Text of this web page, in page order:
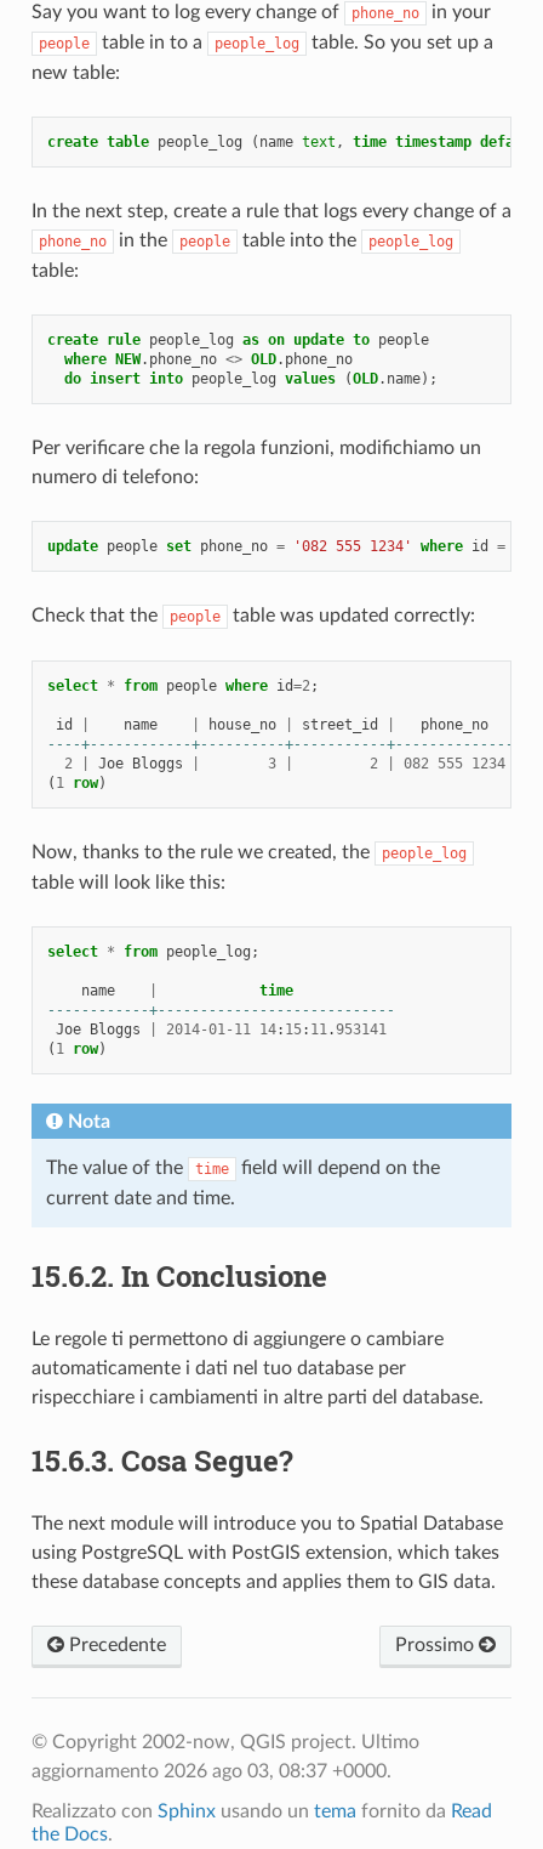
Say you want to log every change of phone_no in your
people table in to a people_log
table. So you set up a
new table:
create table people_log ( name text , time timestamp default
In the next step, create a rule that logs every change of a
phone_no in the people table into the people_log
table:
create rule people_log as on update to people
where NEW. phone_no <> OLD. phone_no
do insert into people_log values (OLD. name);
Per verificare che la regola funzioni, modifichiamo un
numero di telefono:
update people set phone_no = '082 555 1234' where id =
Check that the people table was updated correctly:
select * from people where id=2;
id name house_no street_id
phone_no
----+------------+----------+-----------+--------------
2
Joe Bloggs 3 2 082 555 1234
( 1 row)
Now, thanks to the rule we created, the people_log
table will look like this:
select * from people_log ;
name
time
------------+----------------------------
Joe Bloggs 2014-01- 11 14: 15: 11.953141
( 1 row)
Nota
The value of the time
field will depend on the
current date and time.
15.6.2. In Conclusione
Le regole ti permettono di aggiungere o cambiare
automaticamente i dati nel tuo database per
rispecchiare i cambiamenti in altre parti del database.
15.6.3. Cosa Segue?
The next module will introduce you to Spatial Database
using PostgreSQL with PostGIS extension, which takes
these database concepts and applies them to GIS data.
Precedente Prossimo
© Copyright 2002-now, QGIS project. Ultimo
aggiornamento 2026 ago 03, 08:37 +0000.
Realizzato con Sphinxusando un tema fornito da Read
the Docs.